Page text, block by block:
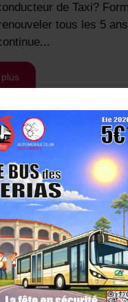
de Taxi?
tous les 5 ans
devenir chauffeur
formation Devenez